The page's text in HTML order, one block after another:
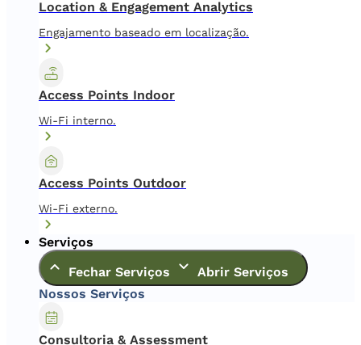
Location & Engagement Analytics
Engajamento baseado em localização.
Access Points Indoor
Wi-Fi interno.
Access Points Outdoor
Wi-Fi externo.
Serviços
Fechar Serviços
Abrir Serviços
Nossos Serviços
Consultoria & Assessment